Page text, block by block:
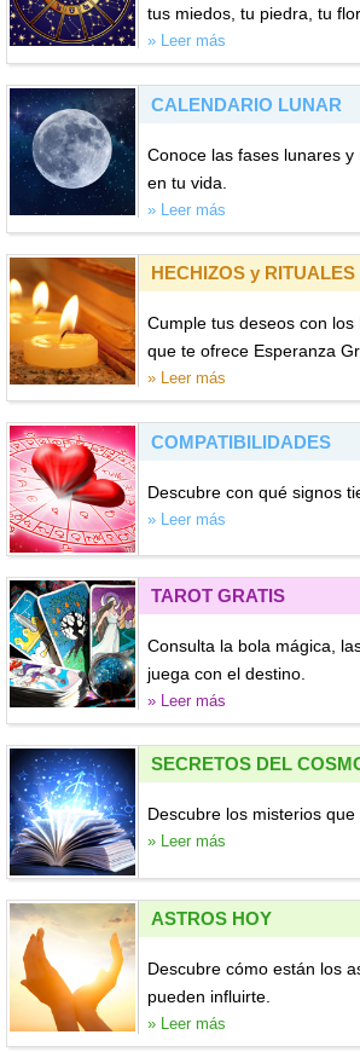
tus miedos, tu piedra, tu
» Leer más
CALENDARIO LUNAR
Conoce las fases lunares
en tu vida.
» Leer más
HECHIZOS y RITUALES
Cumple tus deseos con
que te ofrece Esperanza
» Leer más
COMPATIBILIDADES
Descubre con qué signos
» Leer más
TAROT GRATIS
Consulta la bola mágica,
juega con el destino.
» Leer más
SECRETOS DEL
Descubre los misterios que
» Leer más
ASTROS HOY
Descubre cómo están los
pueden influirte.
» Leer más